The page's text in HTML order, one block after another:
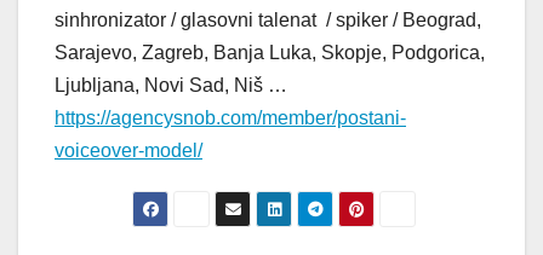
sinhronizator / glasovni talenat / spiker / Beograd,
Sarajevo, Zagreb, Banja Luka, Skopje, Podgorica,
Ljubljana, Novi Sad, Niš …
https://agencysnob.com/member/postani-
voiceover-model/